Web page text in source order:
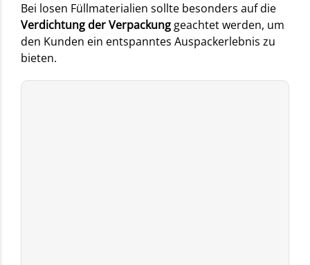
Bei losen Füllmaterialien sollte besonders auf die
Verdichtung der Verpackung geachtet werden, um
den Kunden ein entspanntes Auspackerlebnis zu
bieten.